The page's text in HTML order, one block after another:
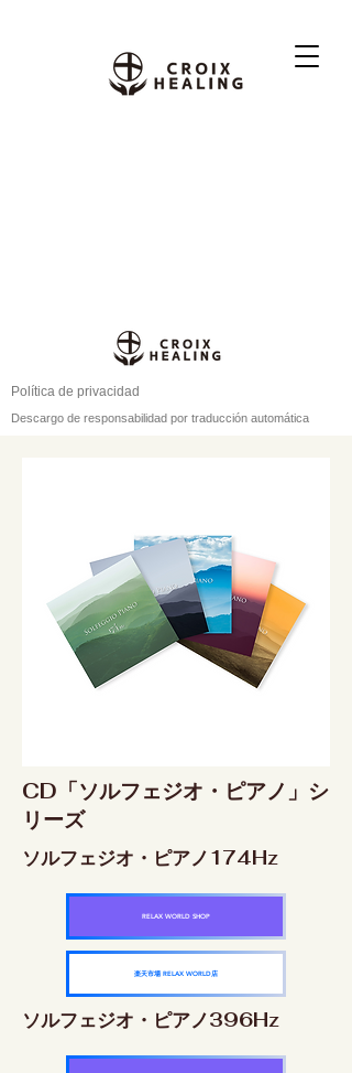
Política de privacidad
Descargo de responsabilidad por traducción automática
CD「ソルフェジオ・ピアノ」シ
リーズ
ソルフェジオ・ピアノ174Hz
RELAX WORLD SHOP
楽天市場 RELAX WORLD店
ソルフェジオ・ピアノ396Hz